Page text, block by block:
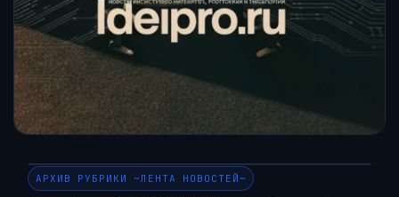
АРХИВ РУБРИКИ ~ЛЕНТА НОВОСТЕЙ~